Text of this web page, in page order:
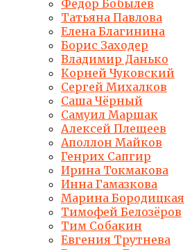
Фёдор Бобылёв
Татьяна Павлова
Елена Благинина
Борис Заходер
Владимир Данько
Корней Чуковский
Сергей Михалков
Саша Чёрный
Самуил Маршак
Алексей Плещеев
Аполлон Майков
Генрих Сапгир
Ирина Токмакова
Инна Гамазкова
Марина Бородицкая
Тимофей Белозёров
Тим Собакин
Евгения Трутнева